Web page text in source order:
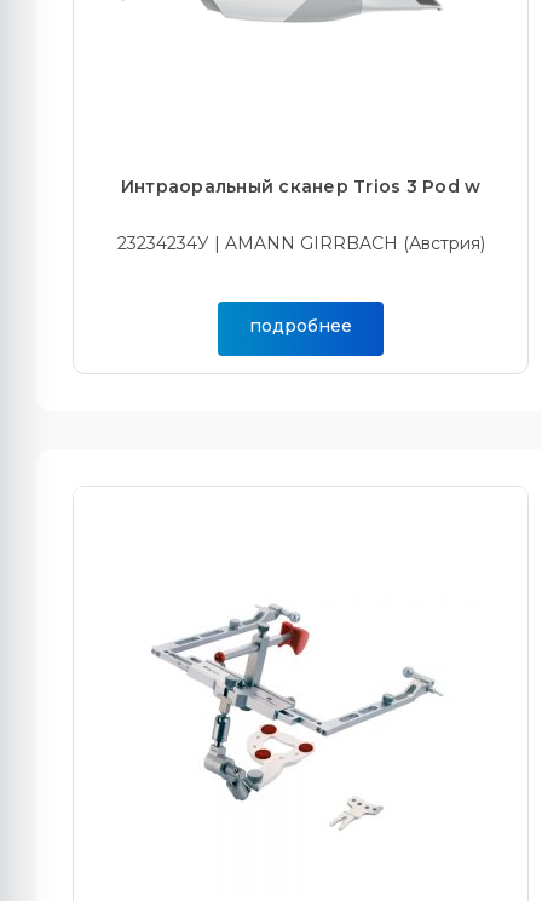
Интраоральный сканер Trios 3 Pod w
23234234У | AMANN GIRRBACH (Австрия)
подробнее